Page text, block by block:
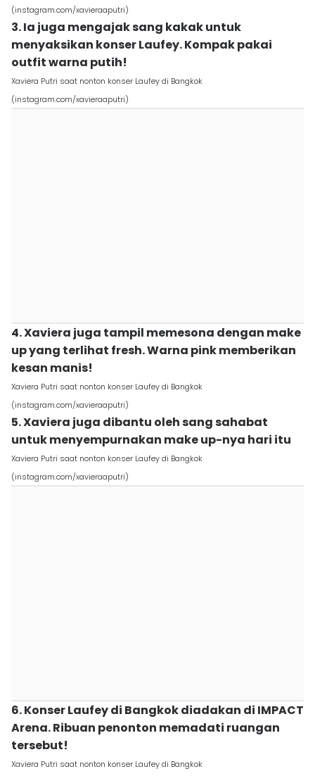
(instagram.com/xavieraaputri)
3. Ia juga mengajak sang kakak untuk
menyaksikan konser Laufey. Kompak pakai
outfit warna putih!
Xaviera Putri saat nonton konser Laufey di Bangkok
(instagram.com/xavieraaputri)
4. Xaviera juga tampil memesona dengan make
up yang terlihat fresh. Warna pink memberikan
kesan manis!
Xaviera Putri saat nonton konser Laufey di Bangkok
(instagram.com/xavieraaputri)
5. Xaviera juga dibantu oleh sang sahabat
untuk menyempurnakan make up-nya hari itu
Xaviera Putri saat nonton konser Laufey di Bangkok
(instagram.com/xavieraaputri)
6. Konser Laufey di Bangkok diadakan di IMPACT
Arena. Ribuan penonton memadati ruangan
tersebut!
Xaviera Putri saat nonton konser Laufey di Bangkok